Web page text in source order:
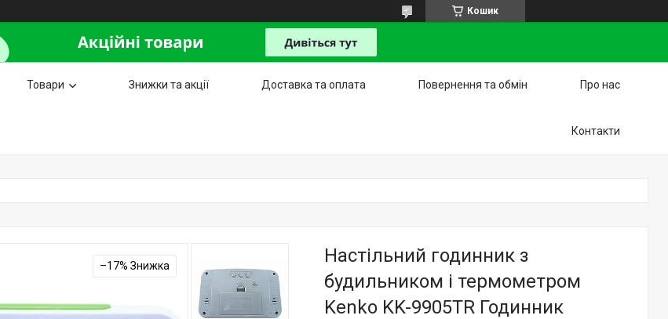
Кошик
Товари Знижки та акції Доставка та оплата Повернення та обмін Про нас
Контакти
–17%
Настільний годинник з
будильником і термометром
Kenko KK-9905TR Годинник